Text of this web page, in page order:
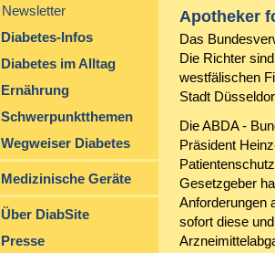
Newsletter
Diabetes-Infos
Diabetes im Alltag
Ernährung
Schwerpunktthemen
Wegweiser Diabetes
Medizinische Geräte
Über DiabSite
Presse
Apotheker
Das
Die Richter
westfälischen
Stadt
Die ABDA -
Präsident
Gesetzgeber
Anforderungen
sofort diese